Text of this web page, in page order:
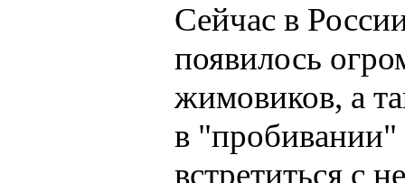
Сейчас в
появилось
жимовиков, а
в
встретиться с